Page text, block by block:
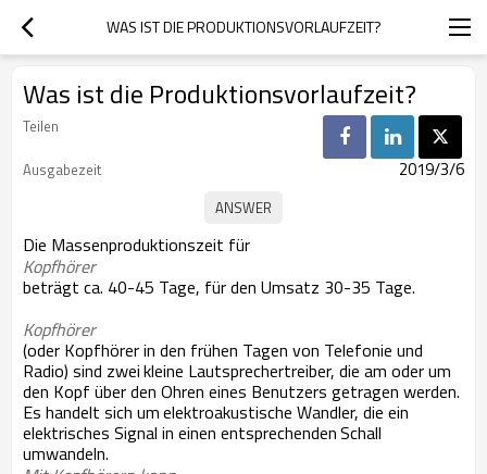
WAS IST DIE PRODUKTIONSVORLAUFZEIT?
Was ist die Produktionsvorlaufzeit?
Teilen
Ausgabezeit
2019/3/6
Die Massenproduktionszeit für
Kopfhörer
beträgt ca. 40-45 Tage, für den Umsatz 30-35 Tage.
Kopfhörer
(oder Kopfhörer in den frühen Tagen von Telefonie und
Radio) sind zweikleine Lautsprechertreiber, die am oder um
den Kopf über den Ohren eines Benutzers getragen werden.
Es handelt sich umelektroakustische Wandler, die ein
elektrisches Signal in einen entsprechendenSchall
umwandeln.